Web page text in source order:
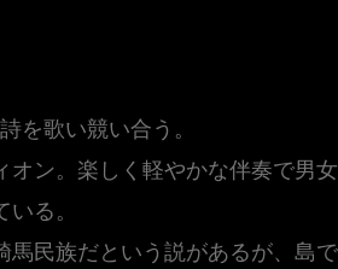
を歌い競い合う。
ン。楽しく軽やかな伴奏で男
る。
民族だという説があるが、島